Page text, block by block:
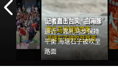
记者直击台风“白海豚”
逼近：靠扎马步保持
平衡 海塘石子被吹至
路面